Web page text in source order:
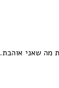
מה שאני אוהבת.